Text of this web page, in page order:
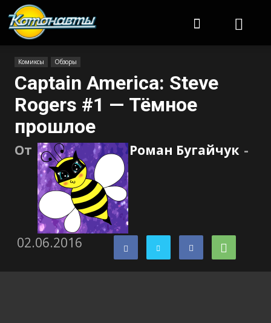
Комиксы Обзоры
Captain America: Steve
Rogers #1 — Тёмное
прошлое
От Роман Бугайчук -
02.06.2016